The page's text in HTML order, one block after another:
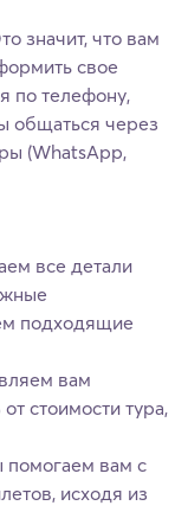
значит, что вам
свое
по телефону,
общаться через
(WhatsApp,
все детали
подходящие
вам
стоимости тура,
помогаем вам с
исходя из